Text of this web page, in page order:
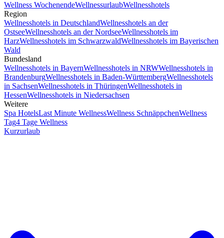
Wellness WochenendeWellnessurlaubWellnesshotels
Region
Wellnesshotels in DeutschlandWellnesshotels an der
OstseeWellnesshotels an der NordseeWellnesshotels im
HarzWellnesshotels im SchwarzwaldWellnesshotels im Bayerischen
Wald
Bundesland
Wellnesshotels in BayernWellnesshotels in NRWWellnesshotels in
BrandenburgWellnesshotels in Baden-WürttembergWellnesshotels
in SachsenWellnesshotels in ThüringenWellnesshotels in
HessenWellnesshotels in Niedersachsen
Weitere
Spa HotelsLast Minute WellnessWellness SchnäppchenWellness
Tag4 Tage Wellness
Kurzurlaub